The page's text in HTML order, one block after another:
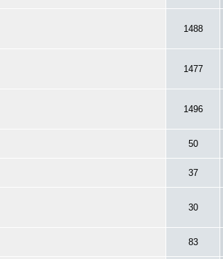
1488
1477
1496
50
37
30
83